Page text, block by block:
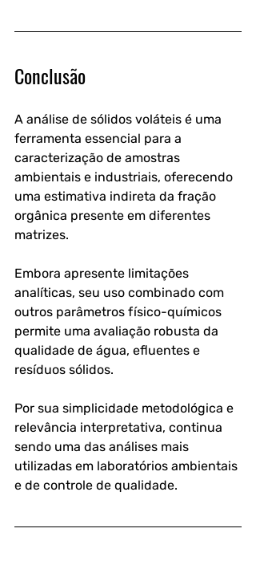
Conclusão
A análise de sólidos voláteis é uma
ferramenta essencial para a
caracterização de amostras
ambientais e industriais, oferecendo
uma estimativa indireta da fração
orgânica presente em diferentes
matrizes.
Embora apresente limitações
analíticas, seu uso combinado com
outros parâmetros físico-químicos
permite uma avaliação robusta da
qualidade de água, efluentes e
resíduos sólidos.
Por sua simplicidade metodológica e
relevância interpretativa, continua
sendo uma das análises mais
utilizadas em laboratórios ambientais
e de controle de qualidade.